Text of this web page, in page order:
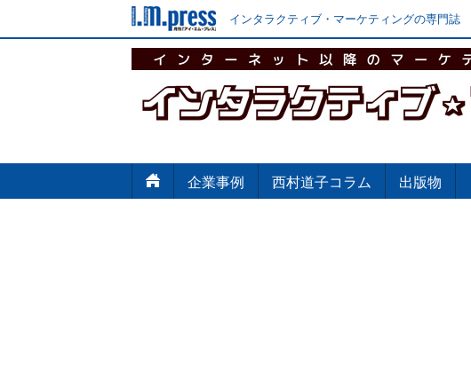
インタラクティブ・マーケティングの専門
企業事例 西村道子コラム 出版物